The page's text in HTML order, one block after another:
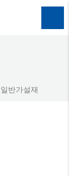
일반가설재